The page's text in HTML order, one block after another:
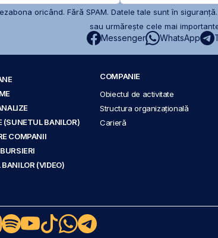
oricând. Fără SPAM. Datele tale sunt în siguranță.
sau urmărește cele mai
Messenger WhatsApp
(SUNETUL BANILOR)
COMPANII
(VIDEO)
COMPANIE
Obiectul de activitate
Structura organizațională
Carieră